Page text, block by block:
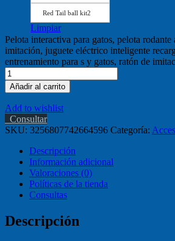
Red Tail ball kit2
Limpiar
Pelota interactiva para gatos, pelota rodante
imitación, juguete eléctrico inteligente
entrenamiento para s y gatos, ratón de
Añadir al carrito
Add to wishlist
Consultar
SKU: 3256807742664596 Categoría:
Descripción
Información adicional
Valoraciones (0)
Políticas de la tienda
Consultas
Descripción